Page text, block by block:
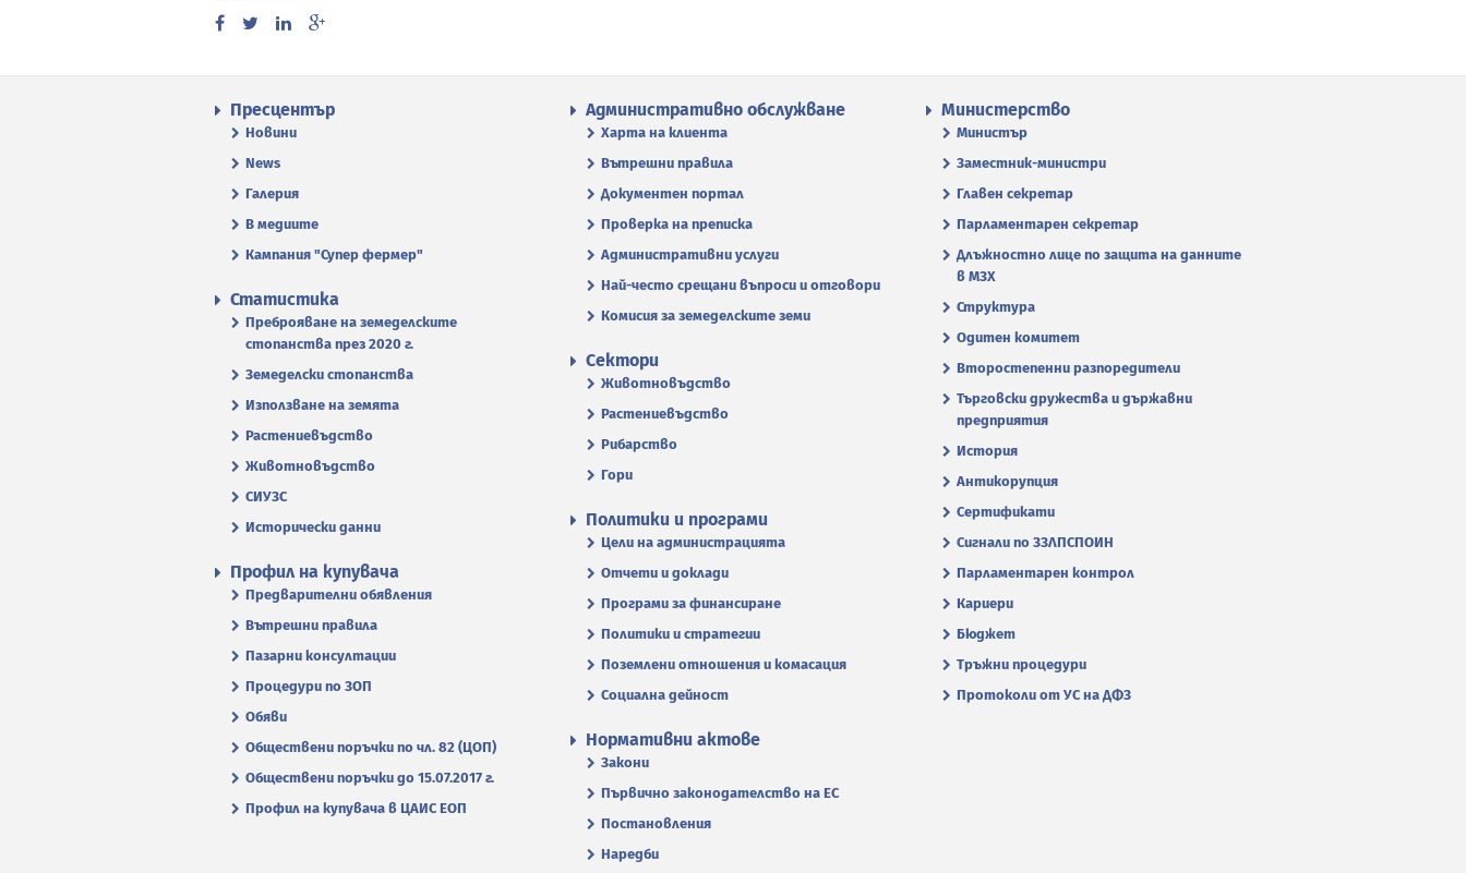
Пресцентър
Новини
News
Галерия
В медиите
Кампания "Супер фермер"
Административно обслужване
Харта на клиента
Вътрешни правила
Документен портал
Проверка на преписка
Административни услуги
Най-често срещани въпроси и отговори
Комисия за земеделските земи
Министерство
Министър
Заместник-министри
Главен секретар
Парламентарен секретар
Длъжностно лице по защита на данните
в МЗХ
Структура
Одитен комитет
Второстепенни разпоредители
Търговски дружества и държавни
предприятия
История
Антикорупция
Сертификати
Сигнали по ЗЗЛПСПОИН
Парламентарен контрол
Кариери
Бюджет
Тръжни процедури
Протоколи от УС на ДФЗ
Статистика
Преброяване на земеделските
стопанства през 2020 г.
Земеделски стопанства
Използване на земята
Растениевъдство
Животновъдство
СИУЗС
Исторически данни
Сектори
Животновъдство
Растениевъдство
Рибарство
Гори
Политики и програми
Цели на администрацията
Отчети и доклади
Програми за финансиране
Политики и стратегии
Поземлени отношения и комасация
Социална дейност
Профил на купувача
Предварителни обявления
Вътрешни правила
Пазарни консултации
Процедури по ЗОП
Обяви
Обществени поръчки по чл. 82 (ЦОП)
Обществени поръчки до 15.07.2017 г.
Профил на купувача в ЦАИС ЕОП
Нормативни актове
Закони
Първично законодателство на ЕС
Постановления
Наредби